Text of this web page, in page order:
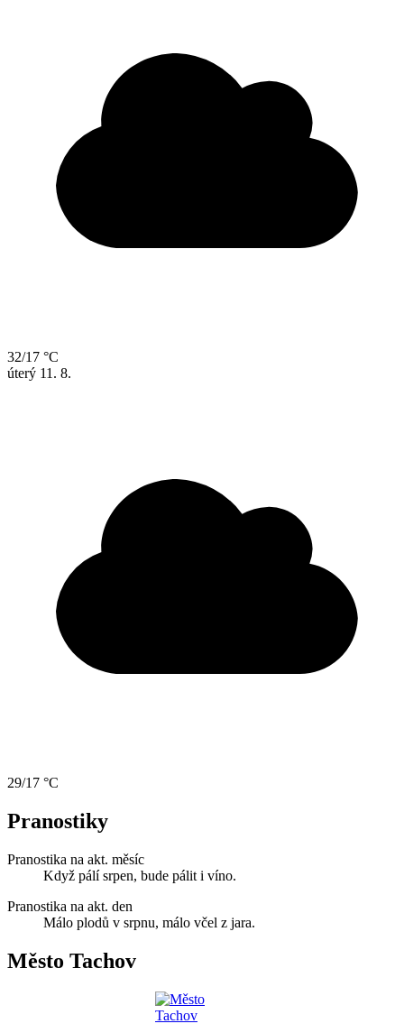
32/17 °C
úterý 11. 8.
29/17 °C
Pranostiky
Pranostika na akt. měsíc
Když pálí srpen, bude pálit i víno.
Pranostika na akt. den
Málo plodů v srpnu, málo včel z jara.
Město Tachov